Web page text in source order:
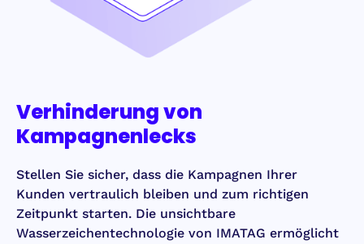
Verhinderung von
Kampagnenlecks
Stellen Sie sicher, dass die Kampagnen Ihrer
Kunden vertraulich bleiben und zum richtigen
Zeitpunkt starten. Die unsichtbare
Wasserzeichentechnologie von IMATAG ermöglicht